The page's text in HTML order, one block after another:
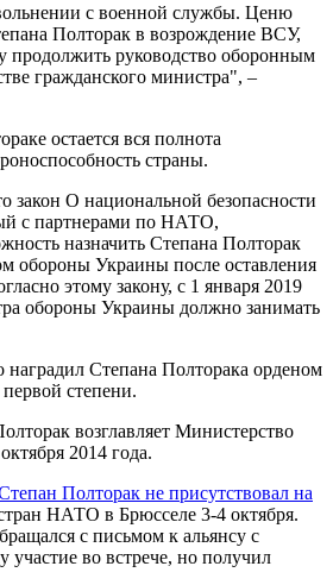
с военной службы. Ценю
Полторак в возрождение ВСУ,
продолжить руководство оборонным
гражданского министра", –
остается вся полнота
страны.
закон О национальной безопасности
с партнерами по НАТО,
назначить Степана Полторак
обороны Украины после оставления
этому закону, с 1 января 2019
обороны Украины должно занимать
Степана Полторака орденом
степени.
возглавляет Министерство
2014 года.
Полторак не присутствовал на
НАТО в Брюсселе 3-4 октября.
с письмом к альянсу с
участие во встрече, но получил